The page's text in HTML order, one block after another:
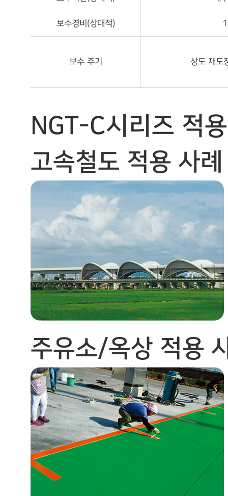
보수경비(상대적)
보수 주기 상도 재도
NGT-C시리즈 적
고속철도 적용 사례
주유소/옥상 적용